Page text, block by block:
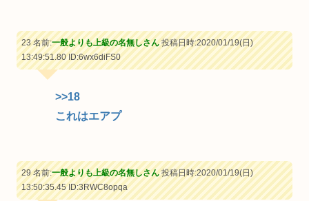
23 名前:一般よりも上級の名無しさん投稿日時:2020/01/19(日)
13:49:51.80ID:6wx6diFS0
>>18
これはエアプ
29 名前:一般よりも上級の名無しさん投稿日時:2020/01/19(日)
13:50:35.45ID:3RWC8opqa